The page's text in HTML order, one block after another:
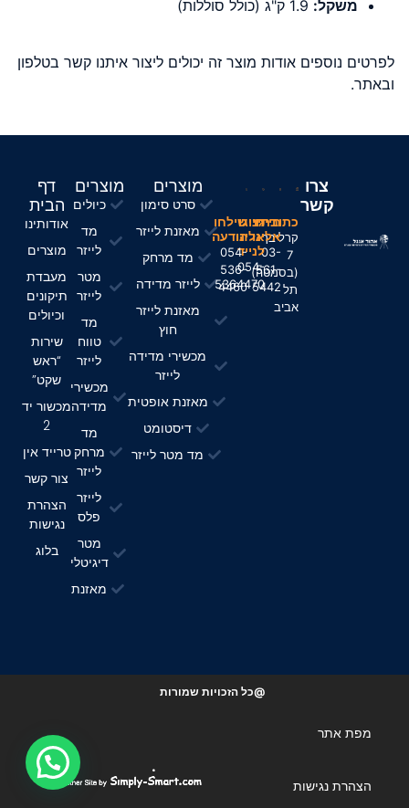
משקל:
לפרטים נוספים אודות מוצר זה יכולים ליצור איתנו קשר בטלפון
ובאתר.
דף
הבית
אודותינו
מוצרים
מעבדת
תיקונים
וכיולים
שירות
“ראש
שקט”
מכשור יד
2
טרייד אין
צור קשר
הצהרת
נגישות
בלוג
מוצרים
כיולים
מד
לייזר
מטר
לייזר
מד
טווח
לייזר
מכשירי
מדידה
מד
מרחק
לייזר
לייזר
פלס
מטר
דיגיטלי
מאזנת
מוצרים
סרט סימון
מאזנת לייזר
מד מרחק
לייזר מדידה
מאזנת לייזר
חוץ
מכשירי מדידה
לייזר
מאזנת אופטית
דיסטומט
מד מטר לייזר
צרו
קשר
כתובתינו
קרליבך
7
(בסמטה)
תל
אביב
חייגו
אלינו
03-
561-
5442
חייגו
אלינו
לנייד
054-
5364470
שילחו
הודעה
054-
536-
4460
@כל הזכויות שמורות
מפת אתר
הצהרת נגישות